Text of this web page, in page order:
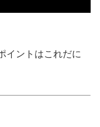
イントはこれだに